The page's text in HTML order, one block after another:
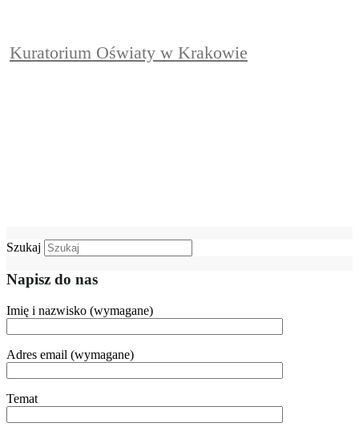
Kuratorium Oświaty w Krakowie
Szukaj
Napisz do nas
Imię i nazwisko (wymagane)
Adres email (wymagane)
Temat